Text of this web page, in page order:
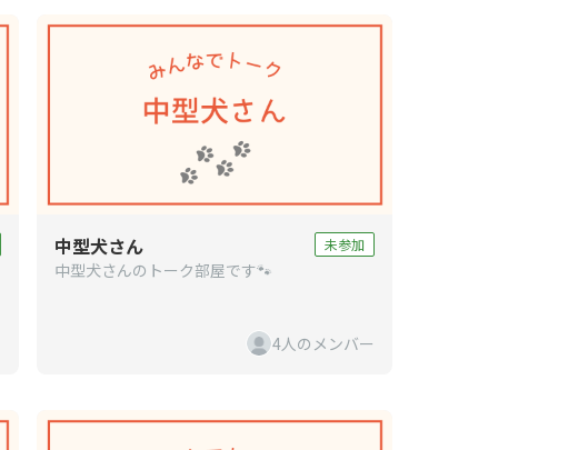
中型犬さん 未参加
中型犬さんのトーク部屋です🐾
4人のメンバー